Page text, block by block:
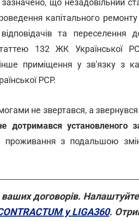
що незадовільний
капітального ремонту
відповідачів та переселення
132 ЖК Української
приміщення у зв'язку з
РСР.
не звертався, а звернувся
дотримався установленого
проживання з подальшою
договорів.
у LIGA360.